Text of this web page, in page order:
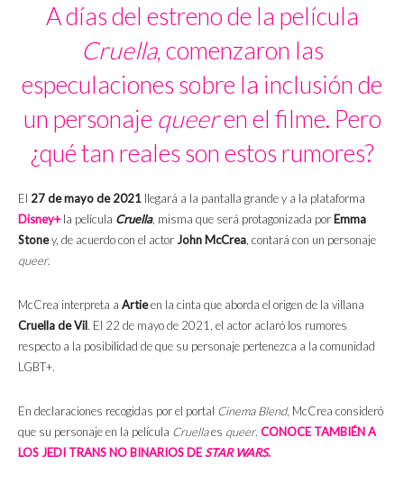
A días del estreno de la película
Cruella, comenzaron las
especulaciones sobre la inclusión de
un personaje queeren el filme. Pero
¿qué tan reales son estos rumores?
El 27 de mayo de 2021 llegará a la pantalla grande y a la plataforma
Disney+la película Cruella, misma que será protagonizada por Emma
Stoney, de acuerdo con el actorJohn McCrea, contará con un personaje
queer.
McCrea interpreta a Artieen la cinta que aborda el origen de la villana
Cruella de Vil. El 22 de mayo de 2021, el actor aclaró los rumores
respecto a la posibilidad de que su personaje pertenezca a la comunidad
LGBT+.
En declaraciones recogidas por el portal Cinema Blend, McCrea consideró
que su personaje en la película Cruellaes queer. CONOCE TAMBIÉN A
LOS JEDI TRANS NO BINARIOS DESTAR WARS.